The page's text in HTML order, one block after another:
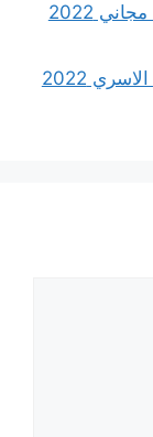
رقم الراجحي ٢٤ ساعة خدمة العملاء مجاني 2022
طريقة وإجراءات تقديم على القرض الاسري 2022